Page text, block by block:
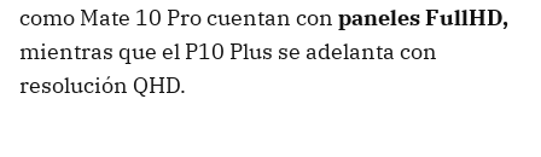
como Mate 10 Pro cuentan con paneles FullHD,
mientras que el P10 Plus se adelanta con
resolución QHD.